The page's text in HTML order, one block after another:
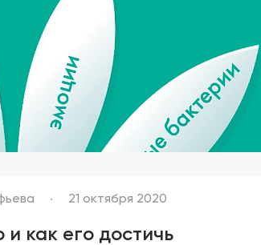
21 октября 2020
и как его достичь